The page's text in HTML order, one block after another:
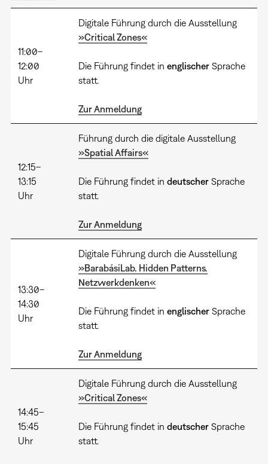
11:00–
12:00
Uhr
Digitale Führung durch die Ausstellung
»Critical Zones«
Die Führung findet in englischerSprache
statt.
Zur Anmeldung
12:15–
13:15
Uhr
Führung durch die digitale Ausstellung
»Spatial Affairs«
Die Führung findet in deutscherSprache
statt.
Zur Anmeldung
13:30–
14:30
Uhr
Digitale Führung durch die Ausstellung
»BarabásiLab. Hidden Patterns.
Netzwerkdenken«
Die Führung findet in englischerSprache
statt.
Zur Anmeldung
14:45–
15:45
Uhr
Digitale Führung durch die Ausstellung
»Critical Zones«
Die Führung findet in deutscherSprache
statt.